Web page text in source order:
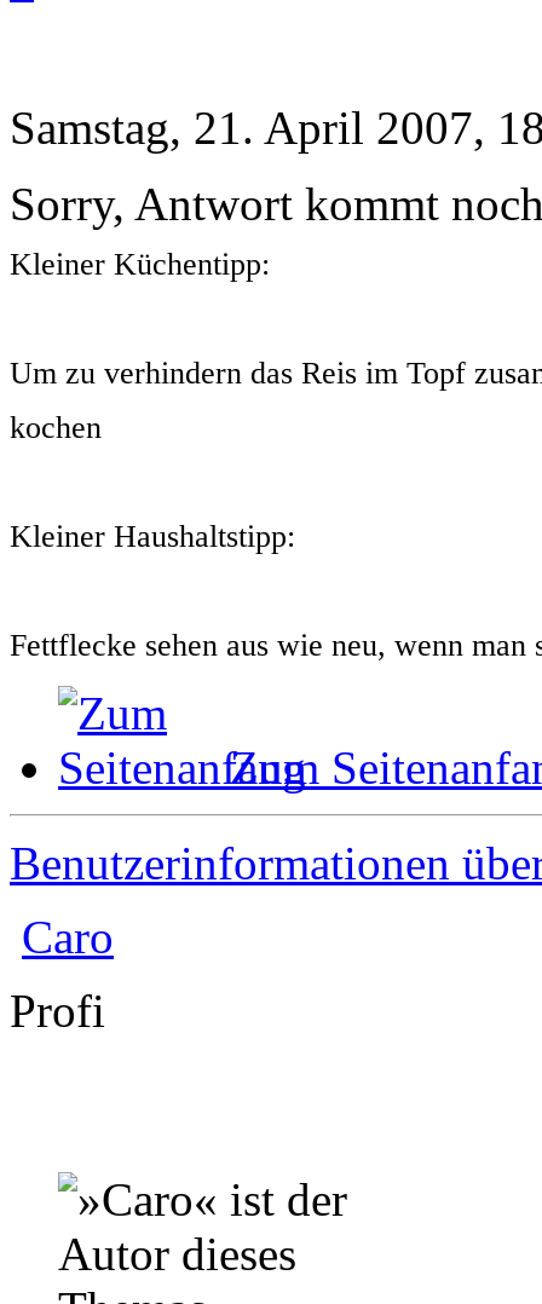
Samstag, 21. April 2007,
Sorry, Antwort kommt
Kleiner Küchentipp:
Um zu verhindern das Reis im Topf
kochen
Kleiner Haushaltstipp:
Fettflecke sehen aus wie neu, wenn
Zum
Benutzerinformationen
Caro
Profi